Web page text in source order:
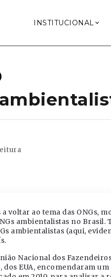
INSTITUCIONAL
voltar ao tema das ONGs,
ambientalistas no
ambientalistas (aqui,
Nacional dos
dos EUA, encomendaram